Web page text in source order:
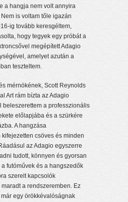
a hangja nem volt annyira
is voltam tőle igazán
ig tovább keresgéltem,
hogy tegyek egy próbát a
megépített Adagio
amelyet azután a
teszteltem.
mérnökének, Scott Reynolds
Art rám bízta az Adagio
beleszerettem a professzionális
előlapjába és a szürkére
A hangzása
csöves és minden
az Adagio egyszerre
tudott, könnyen és gyorsan
futóművek és a hangszedők
szerelt kapcsolók
a rendszeremben. Ez
egy örökkévalóságnak